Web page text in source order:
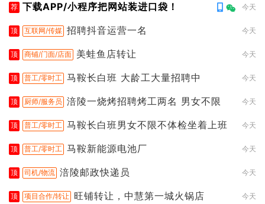
荐 下载APP/小程序把网站装进口袋！ 今天
顶 互联网/传媒 招聘抖音运营一名 今天
顶 商铺/门面/店面 美蛙鱼店转让 今天
顶 普工/零时工 马鞍长白班 大龄工大量招聘中 今天
顶 厨师/服务员 涪陵一烧烤招聘烤工两名 男女不限 今天
顶 普工/零时工 马鞍长白班男女不限不体检坐着上班 今天
顶 普工/零时工 马鞍新能源电池厂 今天
顶 司机/物流 涪陵邮政快递员 今天
顶 项目合作/转让 旺铺转让，中慧第一城火锅店 今天